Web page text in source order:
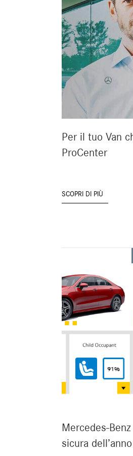
Per il tuo Van
ProCenter
SCOPRI DI PIÙ
Mercedes-
sicura